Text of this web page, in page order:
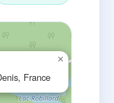
France
×